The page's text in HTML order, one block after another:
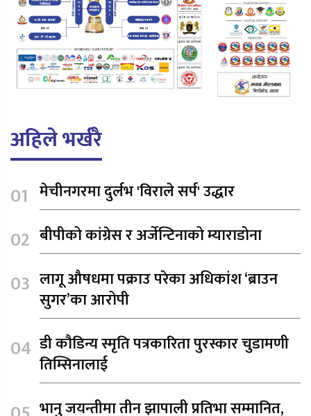
अहिले भर्खरै
मेचीनगरमा दुर्लभ 'विराले सर्प' उद्धार
बीपीको कांग्रेस र अर्जेन्टिनाको म्याराडोना
लागू औषधमा पक्राउ परेका अधिकांश ‘ब्राउन
सुगर’का आरोपी
डी कौडिन्य स्मृति पत्रकारिता पुरस्कार चुडामणी
तिम्सिनालाई
भानु जयन्तीमा तीन झापाली प्रतिभा सम्मानित,